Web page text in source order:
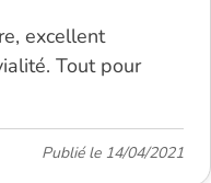
excellent
Tout pour
Publié le 14/04/2021